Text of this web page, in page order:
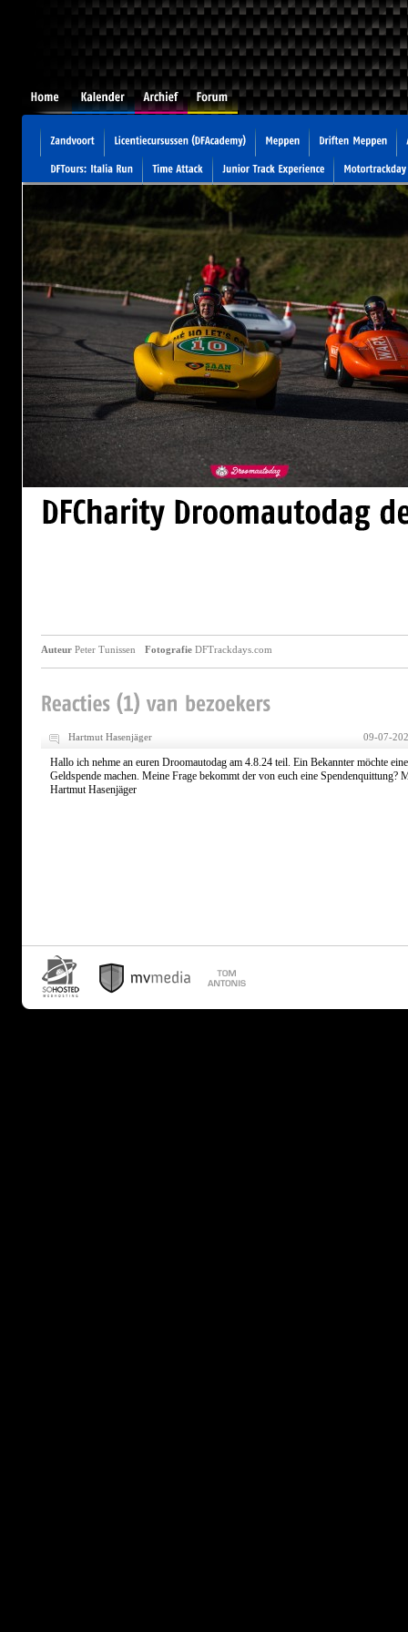
Auteur Peter Tunissen Fotografie DFTrackdays.com
Hartmut Hasenjäger 09-07-
Hallo ich nehme an euren Droomautodag am 4.8.24 teil. Ein Bekannter möchte
Geldspende machen. Meine Frage bekommt der von euch eine Spendenquittung?
Hartmut Hasenjäger